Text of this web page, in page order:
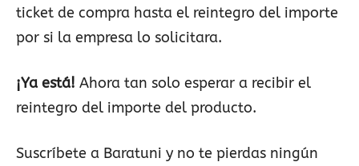
ticket de compra hasta el reintegro del importe
por si la empresa lo solicitara.
¡Ya está! Ahora tan solo esperar a recibir el
reintegro del importe del producto.
Suscríbete a Baratuni y no te pierdas ningún